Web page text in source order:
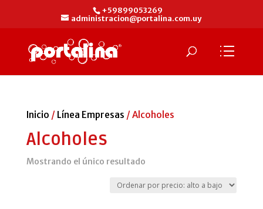
+59899053269
administracion@portalina.com.uy
Inicio / Línea Empresas / Alcoholes
Alcoholes
Mostrando el único resultado